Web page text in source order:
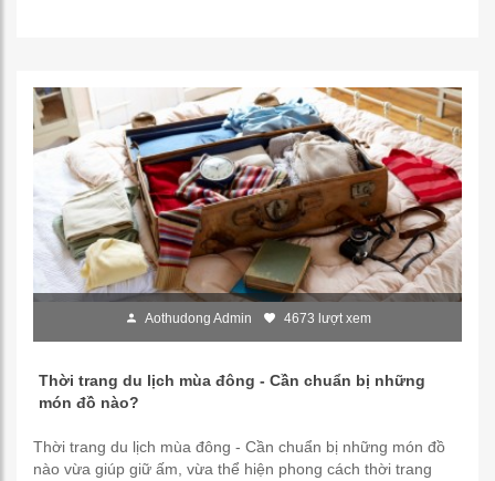
Aothudong Admin 4673 lượt xem
Thời trang du lịch mùa đông - Cần chuẩn bị những
món đồ nào?
Thời trang du lịch mùa đông - Cần chuẩn bị những món đồ
nào vừa giúp giữ ấm, vừa thể hiện phong cách thời trang